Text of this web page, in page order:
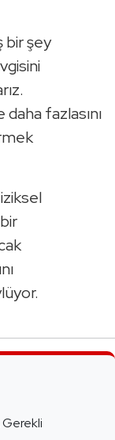
bir şey
fazlasını
Gerekli